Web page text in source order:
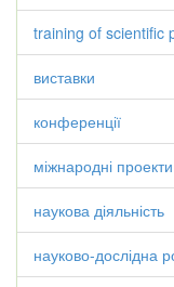
training of scientific
виставки
конференції
міжнародні проекти
наукова діяльність
науково-дослідна